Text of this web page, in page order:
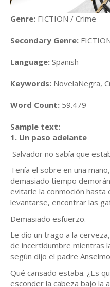
Genre: FICTION / Crime
Secondary Genre:
Language: Spanish
Keywords: NovelaNegra,
Word Count: 59.479
Sample text:
1. Un paso adelante
Salvador no sabía que
Tenía el sobre en una
demasiado tiempo
evitarle la conmoción
levantarse, encontrar las
Demasiado esfuerzo.
Le dio un trago a la
de incertidumbre mientras
según dijo el padre
Qué cansado estaba. ¿Es
esconder la cabeza bajo la